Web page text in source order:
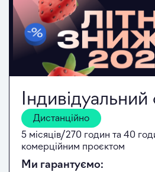
Дистанційно
5 місяців/270 годин та 40
комерційним проєктом
Ми гарантуємо: